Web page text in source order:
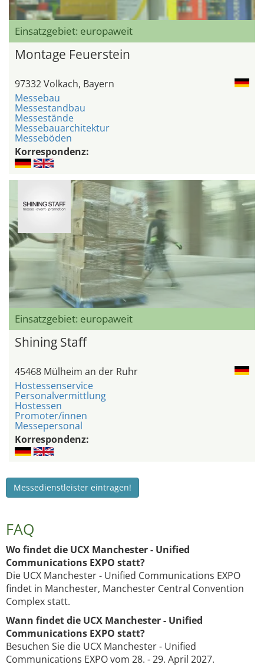
Einsatzgebiet: europaweit
Montage Feuerstein
97332 Volkach, Bayern
Messebau
Messestandbau
Messestände
Messebauarchitektur
Messeböden
Korrespondenz:
Einsatzgebiet: europaweit
Shining Staff
45468 Mülheim an der Ruhr
Hostessenservice
Personalvermittlung
Hostessen
Promoter/innen
Messepersonal
Korrespondenz:
Messedienstleister eintragen!
FAQ
Wo findet die UCX Manchester - Unified
Communications EXPO statt?
Die UCX Manchester - Unified Communications EXPO
findet in Manchester, Manchester Central Convention
Complex statt.
Wann findet die UCX Manchester - Unified
Communications EXPO statt?
Besuchen Sie die UCX Manchester - Unified
Communications EXPO vom 28. - 29. April 2027.